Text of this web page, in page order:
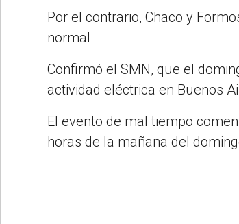
Por el contrario, Chaco y
normal
Confirmó el SMN, que el
actividad eléctrica en Buenos
El evento de mal tiempo
horas de la mañana del